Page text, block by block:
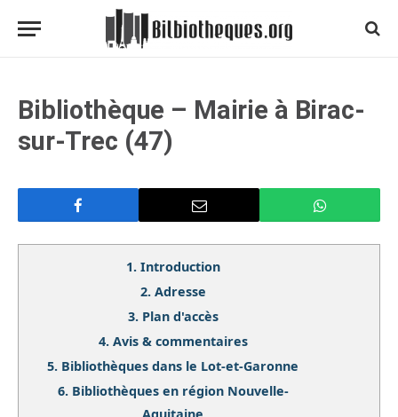
Bibliothèque – Mairie à Birac-
sur-Trec (47)
1. Introduction
2. Adresse
3. Plan d'accès
4. Avis & commentaires
5. Bibliothèques dans le Lot-et-Garonne
6. Bibliothèques en région Nouvelle-